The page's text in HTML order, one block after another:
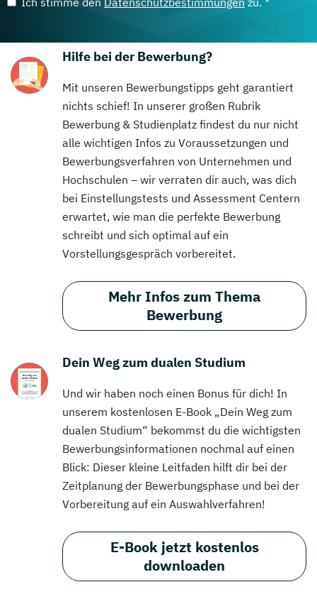
Hilfe bei der Bewerbung?
Mit unseren Bewerbungstipps geht garantiert
nichts schief! In unserer großen Rubrik
Bewerbung & Studienplatz findest du nur nicht
alle wichtigen Infos zu Voraussetzungen und
Bewerbungsverfahren von Unternehmen und
Hochschulen – wir verraten dir auch, was dich
bei Einstellungstests und Assessment Centern
erwartet, wie man die perfekte Bewerbung
schreibt und sich optimal auf ein
Vorstellungsgespräch vorbereitet.
Mehr Infos zum Thema
Bewerbung
Dein Weg zum dualen Studium
Und wir haben noch einen Bonus für dich! In
unserem kostenlosen E-Book „Dein Weg zum
dualen Studium“ bekommst du die wichtigsten
Bewerbungsinformationen nochmal auf einen
Blick: Dieser kleine Leitfaden hilft dir bei der
Zeitplanung der Bewerbungsphase und bei der
Vorbereitung auf ein Auswahlverfahren!
E-Book jetzt kostenlos
downloaden